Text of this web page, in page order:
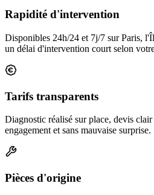
Rapidité d'intervention
Disponibles 24h/24 et 7j/7 sur Paris,
un délai d'intervention court selon
Tarifs transparents
Diagnostic réalisé sur place, devis
engagement et sans mauvaise surprise.
Pièces d'origine